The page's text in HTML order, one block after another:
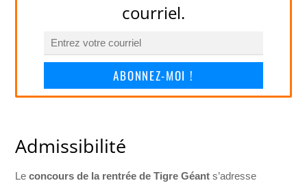
courriel.
ABONNEZ-MOI !
Admissibilité
Leconcours de la rentrée de Tigre Géant s’adresse